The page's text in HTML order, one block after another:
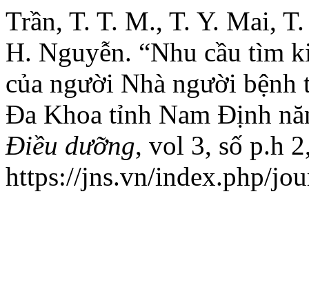
Trần, T. T. M., T. Y. Mai,
H. Nguyễn. “Nhu cầu tìm
của người Nhà người
Đa Khoa tỉnh Nam Định
Điều dưỡng, vol 3, số p.h
https://jns.vn/index.php/